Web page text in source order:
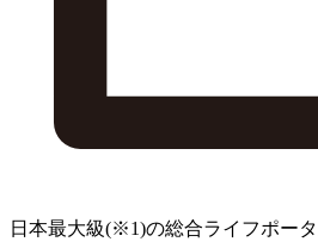
日本最大級(※1)の総合ライフポー